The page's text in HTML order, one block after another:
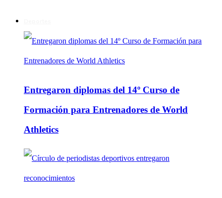
Entregaron diplomas del 14º Curso de
Formación para Entrenadores de World
Athletics